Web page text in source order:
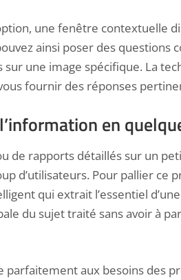
une fenêtre contextuelle
ainsi poser des questions
une image spécifique. La
fournir des réponses
en
de rapports détaillés sur un
d’utilisateurs. Pour pallier ce
qui extrait l’essentiel
du sujet traité sans avoir à
parfaitement aux besoins des